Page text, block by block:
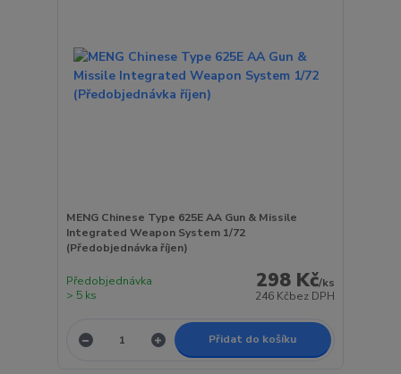
MENG Chinese Type 625E AA Gun & Missile
Integrated Weapon System 1/72
(Předobjednávka říjen)
298 Kč/ks
246 Kčbez DPH
Předobjednávka
> 5 ks
Přidat do košíku